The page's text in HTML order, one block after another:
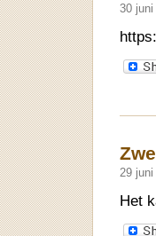
30 juni
29
Het